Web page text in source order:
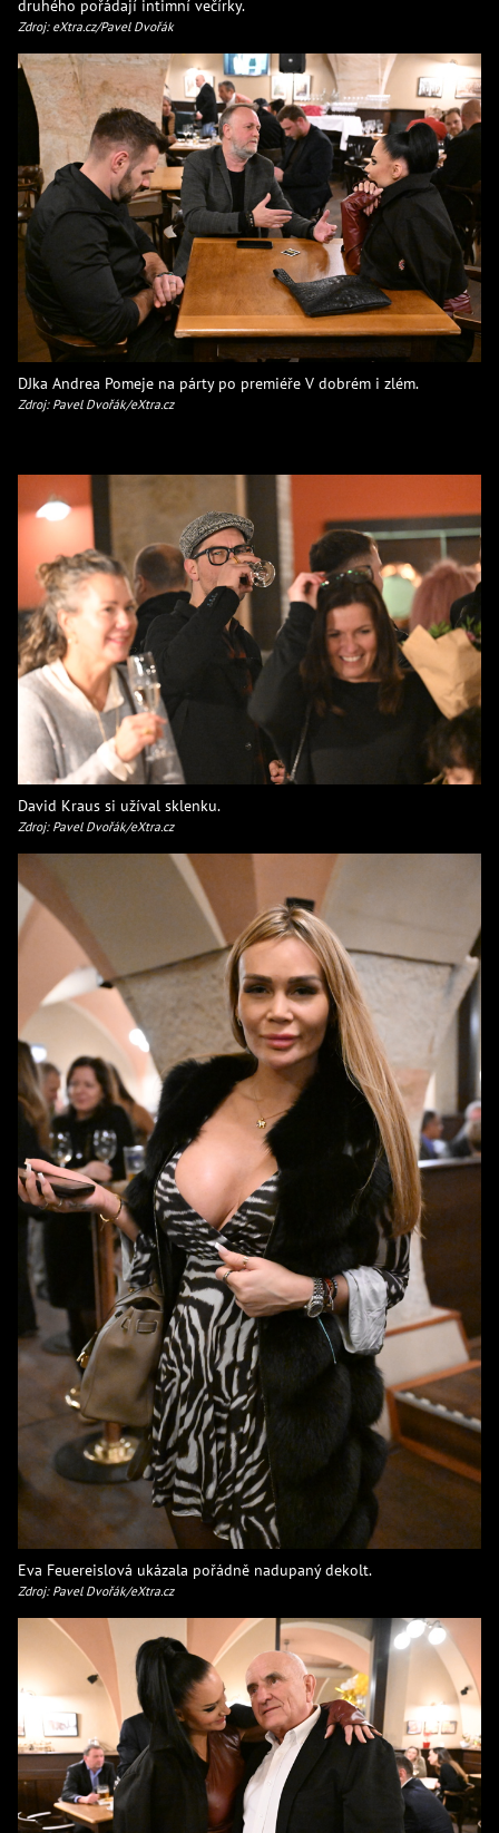
druhého pořádají intimní večírky.
Zdroj: eXtra.cz/Pavel Dvořák
DJka Andrea Pomeje na párty po premiéře V dobrém i zlém.
Zdroj: Pavel Dvořák/eXtra.cz
David Kraus si užíval sklenku.
Zdroj: Pavel Dvořák/eXtra.cz
Eva Feuereislová ukázala pořádně nadupaný dekolt.
Zdroj: Pavel Dvořák/eXtra.cz